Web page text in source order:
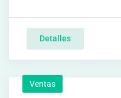
Detalles
Ventas